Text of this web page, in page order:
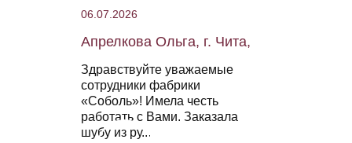
06.07.2026
Апрелкова Ольга, г. Чита,
Здравствуйте уважаемые
сотрудники фабрики
«Соболь»! Имела честь
работать с Вами. Заказала
шубу из ру...